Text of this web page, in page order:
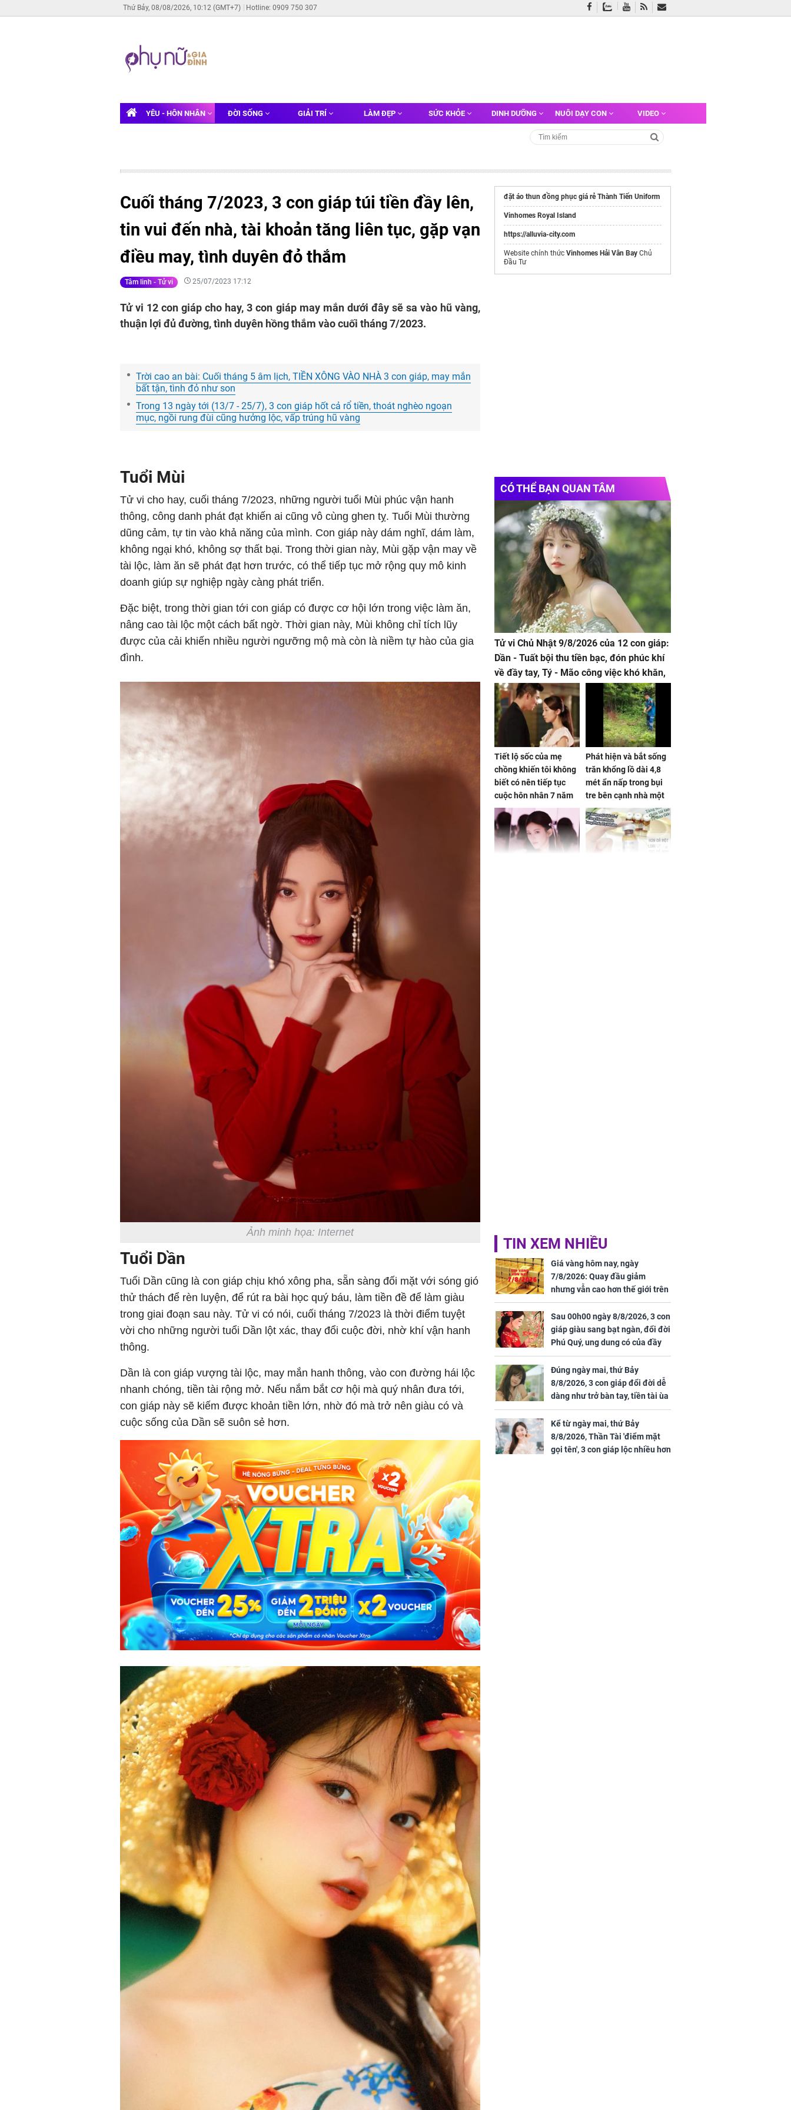
Thứ Bảy, 08/08/2026, 10:12 (GMT+7) Hotline: 0909 750 307
YÊU - HÔN NHÂN ĐỜI SỐNG GIẢI TRÍ LÀM ĐẸP SỨC KHỎE DINH DƯỠNG NUÔI DẠY CON VIDEO
Cuối tháng 7/2023, 3 con giáp túi tiền đầy lên,
tin vui đến nhà, tài khoản tăng liên tục, gặp vạn
điều may, tình duyên đỏ thắm
Tâm linh - Tử vi 25/07/2023 17:12
Tử vi 12 con giáp cho hay, 3 con giáp may mắn dưới đây sẽ sa vào hũ vàng,
thuận lợi đủ đường, tình duyên hồng thắm vào cuối tháng 7/2023.
Trời cao an bài: Cuối tháng 5 âm lịch, TIỀN XÔNG VÀO NHÀ 3 con giáp, may mắn
bất tận, tình đỏ như son
Trong 13 ngày tới (13/7 - 25/7), 3 con giáp hốt cả rổ tiền, thoát nghèo ngoạn
mục, ngồi rung đùi cũng hưởng lộc, vấp trúng hũ vàng
Tuổi Mùi
Tử vi cho hay, cuối tháng 7/2023, những người tuổi Mùi phúc vận hanh
thông, công danh phát đạt khiến ai cũng vô cùng ghen tỵ. Tuổi Mùi thường
dũng cảm, tự tin vào khả năng của mình. Con giáp này dám nghĩ, dám làm,
không ngại khó, không sợ thất bại. Trong thời gian này, Mùi gặp vận may về
tài lộc, làm ăn sẽ phát đạt hơn trước, có thể tiếp tục mở rộng quy mô kinh
doanh giúp sự nghiệp ngày càng phát triển.
Đặc biệt, trong thời gian tới con giáp có được cơ hội lớn trong việc làm ăn,
nâng cao tài lộc một cách bất ngờ. Thời gian này, Mùi không chỉ tích lũy
được của cải khiến nhiều người ngưỡng mộ mà còn là niềm tự hào của gia
đình.
Ảnh minh họa: Internet
Tuổi Dần
Tuổi Dần cũng là con giáp chịu khó xông pha, sẵn sàng đối mặt với sóng gió
thử thách để rèn luyện, để rút ra bài học quý báu, làm tiền đề để làm giàu
trong giai đoạn sau này. Tử vi có nói, cuối tháng 7/2023 là thời điểm tuyệt
vời cho những người tuổi Dần lột xác, thay đổi cuộc đời, nhờ khí vận hanh
thông.
Dần là con giáp vượng tài lộc, may mắn hanh thông, vào con đường hái lộc
nhanh chóng, tiền tài rộng mở. Nếu nắm bắt cơ hội mà quý nhân đưa tới,
con giáp này sẽ kiếm được khoản tiền lớn, nhờ đó mà trở nên giàu có và
cuộc sống của Dần sẽ suôn sẻ hơn.
đặt áo thun đồng phục giá rẻ Thành Tiến Uniform
Vinhomes Royal Island
https://alluvia-city.com
Website chính thức Vinhomes Hải Vân Bay Chủ
Đầu Tư
CÓ THỂ BẠN QUAN TÂM
Tử vi Chủ Nhật 9/8/2026 của 12 con giáp:
Dần - Tuất bội thu tiền bạc, đón phúc khí
về đầy tay, Tý - Mão công việc khó khăn,
tiền bạc đội nón ra đi
Tiết lộ sốc của mẹ
chồng khiến tôi không
biết có nên tiếp tục
cuộc hôn nhân 7 năm
nữa hay không
Phát hiện và bắt sống
trăn khổng lồ dài 4,8
mét ẩn nấp trong bụi
tre bên cạnh nhà một
cụ bà
TIN XEM NHIỀU
Giá vàng hôm nay, ngày
7/8/2026: Quay đầu giảm
nhưng vẫn cao hơn thế giới trên
7 triệu đồng
Sau 00h00 ngày 8/8/2026, 3 con
giáp giàu sang bạt ngàn, đổi đời
Phú Quý, ung dung có của đầy
nhà, ngày càng hưng thịnh sung
túc
Đúng ngày mai, thứ Bảy
8/8/2026, 3 con giáp đổi đời dễ
dàng như trở bàn tay, tiền tài ùa
tới, ngồi không lộc cũng đến,
phú quý theo tới già
Kể từ ngày mai, thứ Bảy
8/8/2026, Thần Tài 'điểm mặt
gọi tên', 3 con giáp lộc nhiều hơn